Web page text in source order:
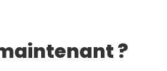
?